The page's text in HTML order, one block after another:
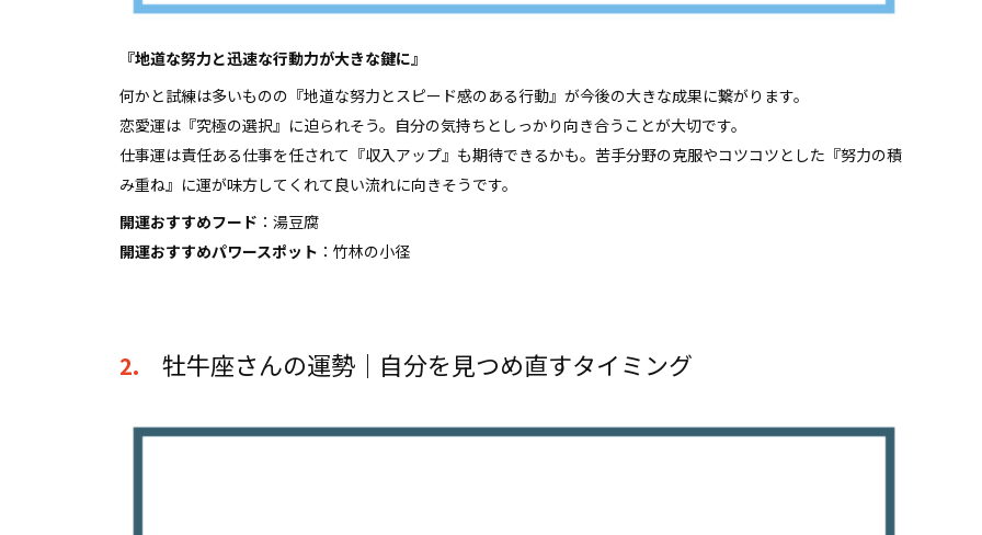
『地道な努力と迅速な行動力が大きな鍵に』
何かと試練は多いものの『地道な努力とスピード感のある行動』が今後の大きな成果に繋がります。
恋愛運は『究極の選択』に迫られそう。自分の気持ちとしっかり向き合うことが大切です。
仕事運は責任ある仕事を任されて『収入アップ』も期待できるかも。苦手分野の克服やコツコツとした『努力の積
み重ね』に運が味方してくれて良い流れに向きそうです。
開運おすすめフード ：湯豆腐
開運おすすめパワースポット ：竹林の小径
2. 牡牛座さんの運勢｜自分を見つめ直すタイミング